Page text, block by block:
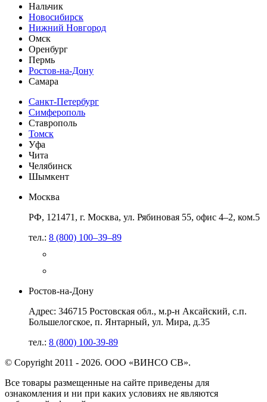
Нальчик
Новосибирск
Нижний Новгород
Омск
Оренбург
Пермь
Ростов-на-Дону
Самара
Санкт-Петербург
Симферополь
Ставрополь
Томск
Уфа
Чита
Челябинск
Шымкент
Москва
РФ, 121471, г. Москва, ул. Рябиновая 55, офис 4–2, ком.5
тел.: 8 (800) 100–39–89
Ростов-на-Дону
Адрес: 346715 Ростовская обл., м.р-н Аксайский, с.п.
Большелогское, п. Янтарный, ул. Мира, д.35
тел.: 8 (800) 100-39-89
© Copyright 2011 - 2026. ООО «ВИНСО СВ».
Все товары размещенные на сайте приведены для
ознакомления и ни при каких условиях не являются